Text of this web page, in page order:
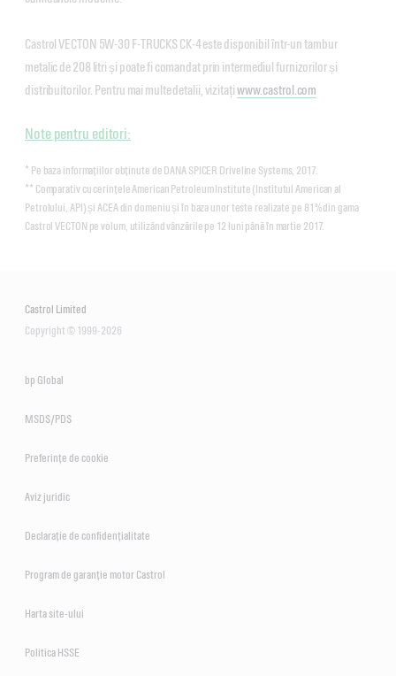
Castrol VECTON 5W-30 F-TRUCKS CK-4 este disponibil într-un tambur
metalic de 208 litri și poate fi comandat prin intermediul furnizorilor și
distribuitorilor. Pentru mai multe detalii, vizitațiwww.castrol.com
Note pentru editori:
* Pe baza informațiilor obținute de DANA SPICER Driveline Systems, 2017.
** Comparativ cu cerințele American Petroleum Institute (Institutul American al
Petrolului, API) și ACEA din domeniu și în baza unor teste realizate pe 81% din gama
Castrol VECTON pe volum, utilizând vânzările pe 12 luni până în martie 2017.
Castrol Limited
Copyright © 1999-2026
bp Global
MSDS/PDS
Preferințe de cookie
Aviz juridic
Declarație de confidențialitate
Program de garanție motor Castrol
Harta site-ului
Politica HSSE